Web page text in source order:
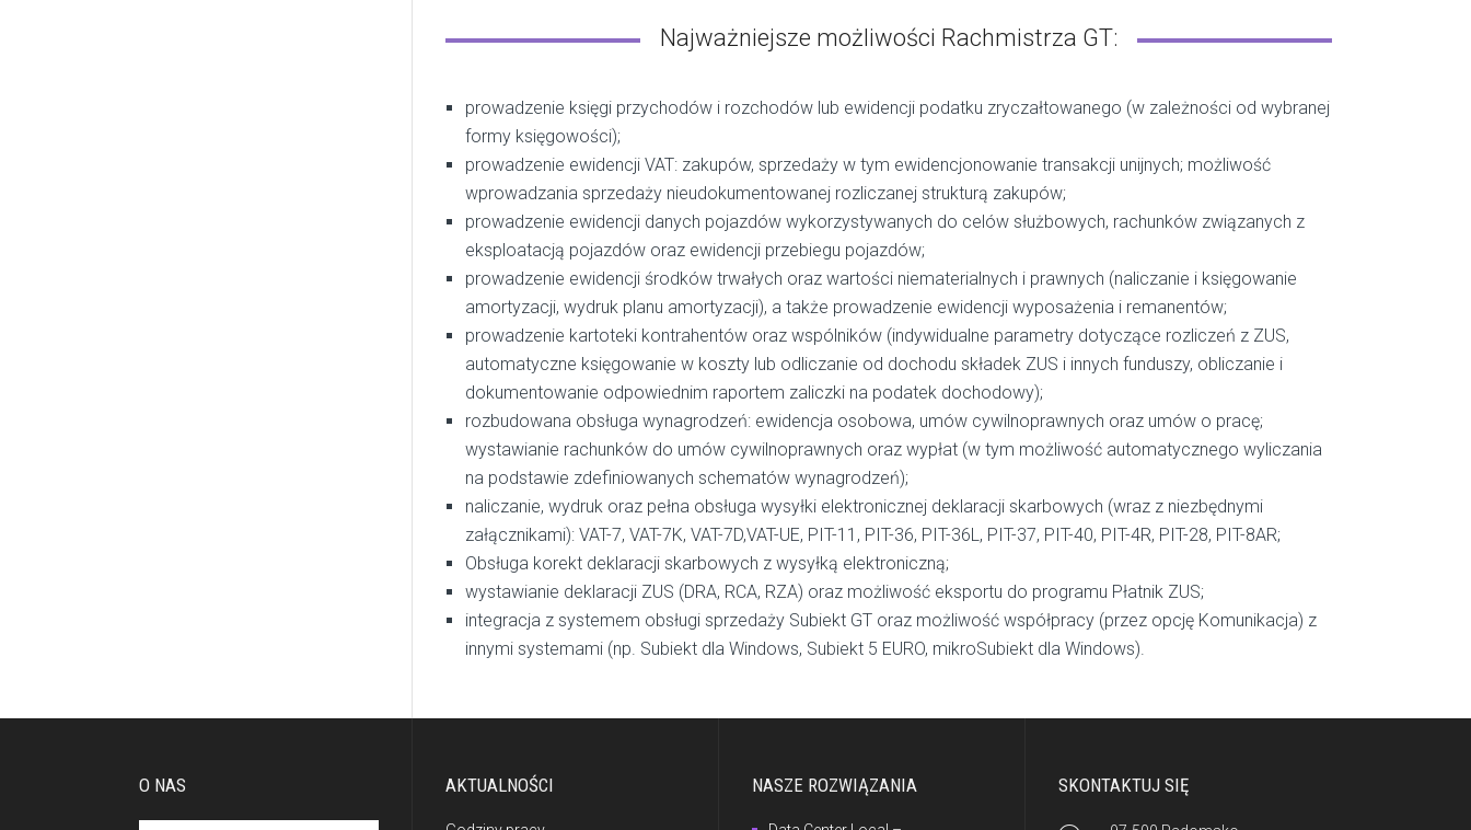
Najważniejsze możliwości Rachmistrza GT:
prowadzenie księgi przychodów i rozchodów lub ewidencji podatku zryczałtowanego (w zależności od wybranej
formy księgowości);
prowadzenie ewidencji VAT: zakupów, sprzedaży w tym ewidencjonowanie transakcji unijnych; możliwość
wprowadzania sprzedaży nieudokumentowanej rozliczanej strukturą zakupów;
prowadzenie ewidencji danych pojazdów wykorzystywanych do celów służbowych, rachunków związanych z
eksploatacją pojazdów oraz ewidencji przebiegu pojazdów;
prowadzenie ewidencji środków trwałych oraz wartości niematerialnych i prawnych (naliczanie i księgowanie
amortyzacji, wydruk planu amortyzacji), a także prowadzenie ewidencji wyposażenia i remanentów;
prowadzenie kartoteki kontrahentów oraz wspólników (indywidualne parametry dotyczące rozliczeń z ZUS,
automatyczne księgowanie w koszty lub odliczanie od dochodu składek ZUS i innych funduszy, obliczanie i
dokumentowanie odpowiednim raportem zaliczki na podatek dochodowy);
rozbudowana obsługa wynagrodzeń: ewidencja osobowa, umów cywilnoprawnych oraz umów o pracę;
wystawianie rachunków do umów cywilnoprawnych oraz wypłat (w tym możliwość automatycznego wyliczania
na podstawie zdefiniowanych schematów wynagrodzeń);
naliczanie, wydruk oraz pełna obsługa wysyłki elektronicznej deklaracji skarbowych (wraz z niezbędnymi
załącznikami): VAT-7, VAT-7K, VAT-7D,VAT-UE, PIT-11, PIT-36, PIT-36L, PIT-37, PIT-40, PIT-4R, PIT-28, PIT-8AR;
Obsługa korekt deklaracji skarbowych z wysyłką elektroniczną;
wystawianie deklaracji ZUS (DRA, RCA, RZA) oraz możliwość eksportu do programu Płatnik ZUS;
integracja z systemem obsługi sprzedaży Subiekt GT oraz możliwość współpracy (przez opcję Komunikacja) z
innymi systemami (np. Subiekt dla Windows, Subiekt 5 EURO, mikroSubiekt dla Windows).
O NAS AKTUALNOŚCI NASZE ROZWIĄZANIA SKONTAKTUJ SIĘ